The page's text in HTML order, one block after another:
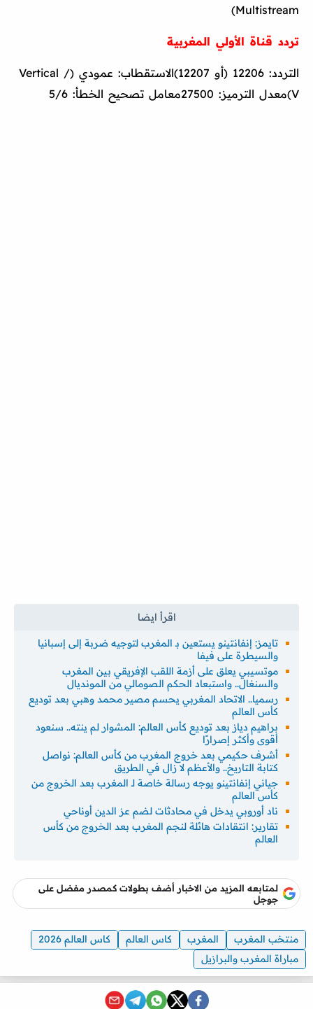
Multistream)
تردد قناة الأولي المغربية
التردد: 12206 (أو 12207)الاستقطاب: عمودي (Vertical /
V)معدل الترميز: 27500معامل تصحيح الخطأ: 5/6
تايمز: إنفانتينو يستعين بـ المغرب لتوجيه ضربة إلى إسبانيا
والسيطرة على فيفا
موتسيبي يعلق على أزمة اللقب الإفريقي بين المغرب
والسنغال.. واستبعاد الحكم الصومالي من المونديال
رسميا.. الاتحاد المغربي يحسم مصير محمد وهبي بعد توديع
كأس العالم
براهيم دياز بعد توديع كأس العالم: المشوار لم ينته.. سنعود
أقوى وأكثر إصرارًا
أشرف حكيمي بعد خروج المغرب من كأس العالم: نواصل
كتابة التاريخ.. والأعظم لا زال في الطريق
جياني إنفانتينو يوجه رسالة خاصة لـ المغرب بعد الخروج من
كأس العالم
ناد أوروبي يدخل في محادثات لضم عز الدين أوناحي
تقارير: انتقادات هائلة لنجم المغرب بعد الخروج من كأس
العالم
لمتابعه المزيد من الاخبار أضف بطولات كمصدر مفضل على
جوجل
منتخب المغرب المغرب كاس العالم
كاس العالم 2026
مباراة المغرب والبرازيل